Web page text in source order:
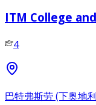
ITM College
4
巴特弗斯劳 (下奥地